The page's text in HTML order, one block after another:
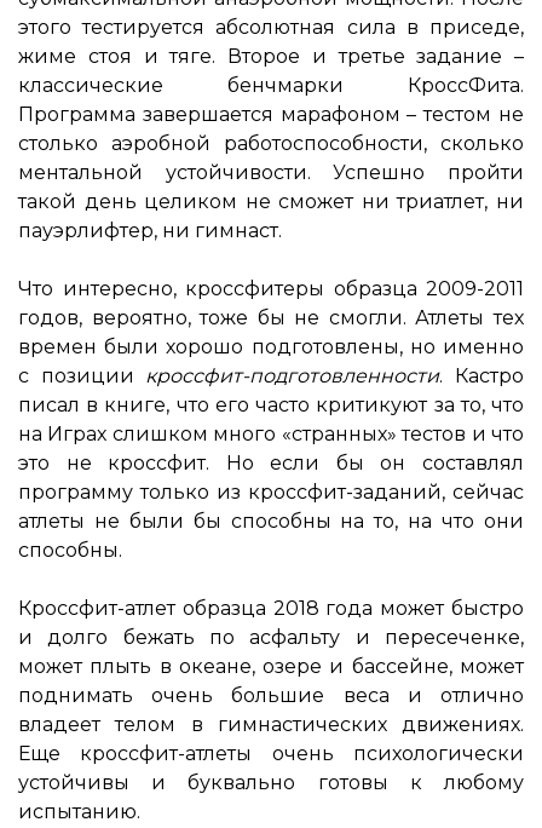
этого тестируется абсолютная сила в приседе,
жиме стоя и тяге. Второе и третье задание –
классические бенчмарки КроссФита.
Программа завершается марафоном – тестом не
столько аэробной работоспособности, сколько
ментальной устойчивости. Успешно пройти
такой день целиком не сможет ни триатлет, ни
пауэрлифтер, ни гимнаст.
Что интересно, кроссфитеры образца 2009-2011
годов, вероятно, тоже бы не смогли. Атлеты тех
времен были хорошо подготовлены, но именно
с позиции кроссфит-подготовленности. Кастро
писал в книге, что его часто критикуют за то, что
на Играх слишком много «странных» тестов и что
это не кроссфит. Но если бы он составлял
программу только из кроссфит-заданий, сейчас
атлеты не были бы способны на то, на что они
способны.
Кроссфит-атлет образца 2018 года может быстро
и долго бежать по асфальту и пересеченке,
может плыть в океане, озере и бассейне, может
поднимать очень большие веса и отлично
владеет телом в гимнастических движениях.
Еще кроссфит-атлеты очень психологически
устойчивы и буквально готовы к любому
испытанию.